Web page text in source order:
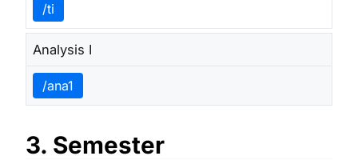
/ti
Analysis I
/ana1
3. Semester